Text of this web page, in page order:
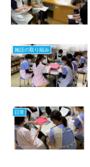
施設の取り組み
日常